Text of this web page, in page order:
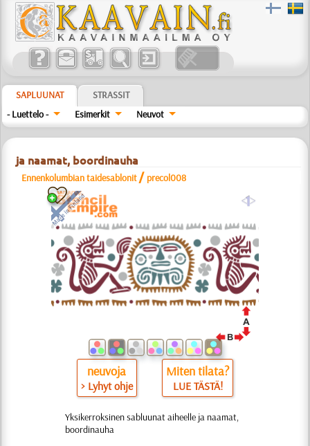
SAPLUUNAT
STRASSIT
- Luettelo -
Esimerkit Neuvot
ja naamat, boordinauha
Ennenkolumbian taidesablonit / precol008
a
neuvoja
> Lyhyt ohje
Miten tilata?
LUE TÄSTÄ!
Yksikerroksinen sabluunat aiheelle ja naamat,
boordinauha